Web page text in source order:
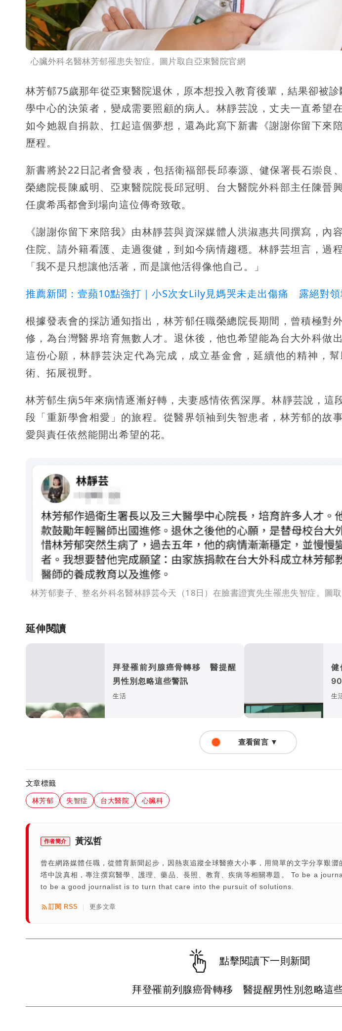
心臟外科名醫林芳郁罹患失智症。圖片取自亞東醫院官網
林芳郁75歲那年從亞東醫院退休，原本想投入教育後輩，結果卻被
學中心的決策者，變成需要照顧的病人。林靜芸說，丈夫一直希望
如今她親自捐款、扛起這個夢想，還為此寫下新書《謝謝你留下來
歷程。
新書將於22日記者會發表，包括衛福部長邱泰源、健保署長石崇良
榮總院長陳威明、亞東醫院院長邱冠明、台大醫院外科部主任陳晉
任虞希禹都會到場向這位傳奇致敬。
《謝謝你留下來陪我》由林靜芸與資深媒體人洪淑惠共同撰寫，內
住院、請外籍看護、走過復健，到如今病情趨穩。林靜芸坦言，過
「我不是只想讓他活著，而是讓他活得像他自己。」
推薦新聞：壹蘋10點強打｜小S次女Lily見媽哭未走出傷痛 露絕對領
根據發表會的採訪通知指出，林芳郁任職榮總院長期間，曾積極對
修，為台灣醫界培育無數人才。退休後，他也希望能為台大外科做
這份心願，林靜芸決定代為完成，成立基金會，延續他的精神，
術、拓展視野。
林芳郁生病5年來病情逐漸好轉，夫妻感情依舊深厚。林靜芸說，這
段「重新學會相愛」的旅程。從醫界領袖到失智患者，林芳郁的故
愛與責任依然能開出希望的花。
林芳郁妻子、整名外科名醫林靜芸今天（18日）在臉書證實先生罹患失智症。圖
延伸閱讀
拜登罹前列腺癌骨轉移 醫提醒
男性別忽略這些警訊
生活 生
查看留言 ▼
文章標籤
林芳郁 失智症 台大醫院 心臟科
作者簡介 黃泓哲
曾在網路媒體任職，從體育新聞起步，因熱衷追蹤全球醫療大小事，用簡單的文字分享艱
塔中說真相，專注撰寫醫學、護理、藥品、長照、教育、疾病等相關專題。 To be a
to be a good journalist is to turn that care into the pursuit of solutions.
訂閱 RSS 更多文章
點擊閱讀下一則新聞
拜登罹前列腺癌骨轉移 醫提醒男性別忽略這